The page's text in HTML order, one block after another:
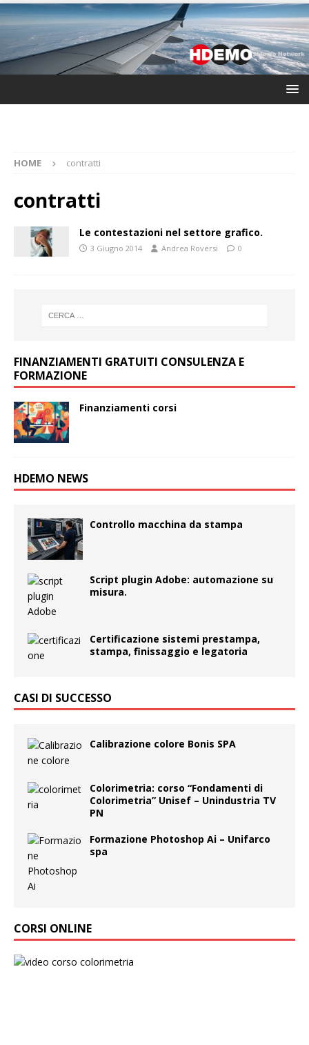
HOME contratti
contratti
Le contestazioni nel settore grafico.
3 Giugno 2014 Andrea Roversi 0
FINANZIAMENTI GRATUITI CONSULENZA E
FORMAZIONE
Finanziamenti corsi
HDEMO NEWS
Controllo macchina da stampa
Script plugin Adobe: automazione su
misura.
Certificazione sistemi prestampa,
stampa, finissaggio e legatoria
CASI DI SUCCESSO
Calibrazione colore Bonis SPA
Colorimetria: corso “Fondamenti di
Colorimetria” Unisef – Unindustria TV
PN
Formazione Photoshop Ai – Unifarco
spa
CORSI ONLINE